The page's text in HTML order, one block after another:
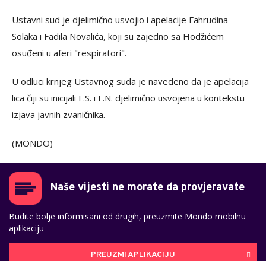
Ustavni sud je djelimično usvojio i apelacije Fahrudina
Solaka i Fadila Novalića, koji su zajedno sa Hodžićem
osuđeni u aferi "respiratori".
U odluci krnjeg Ustavnog suda je navedeno da je apelacija
lica čiji su inicijali F.S. i F.N. djelimično usvojena u kontekstu
izjava javnih zvaničnika.
(MONDO)
Naše vijesti ne morate da provjeravate
Budite bolje informisani od drugih, preuzmite Mondo mobilnu
aplikaciju
PREUZMI APLIKACIJU